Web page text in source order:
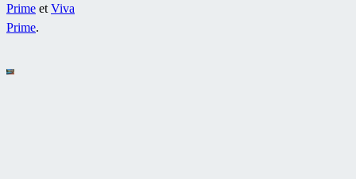
Prime et Viva
Prime.